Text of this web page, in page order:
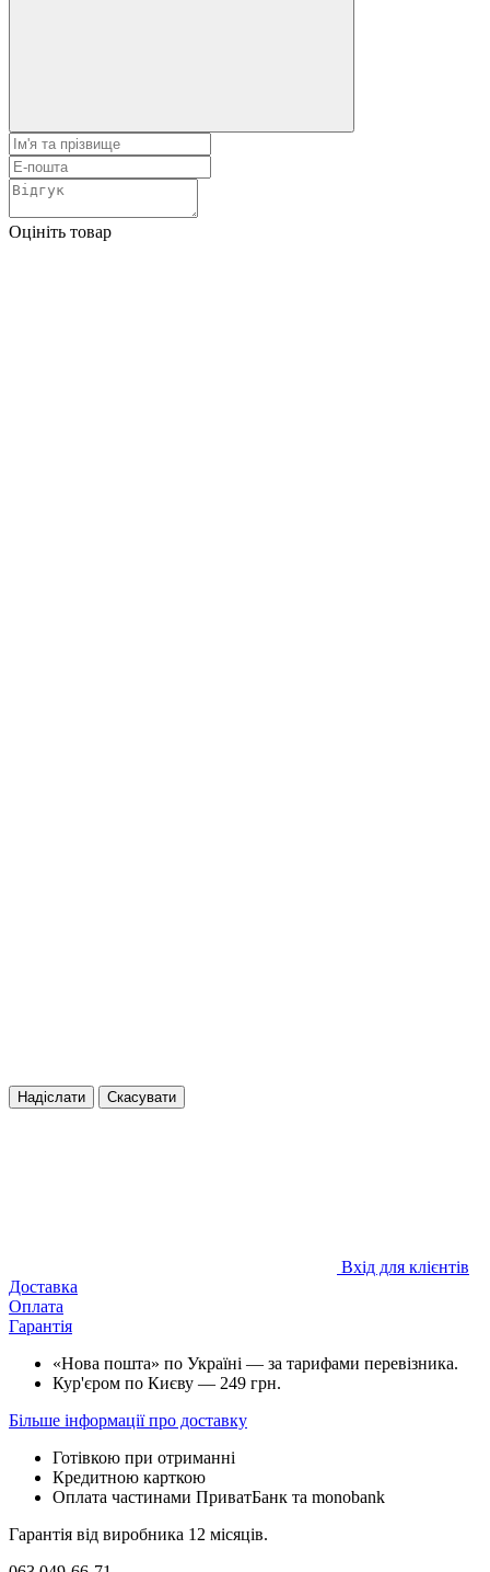
Оцініть товар
Надіслати Скасувати
Вхід для клієнтів
Доставка
Оплата
Гарантія
«Нова пошта» по Україні — за тарифами перевізника.
Кур'єром по Києву — 249 грн.
Більше інформації про доставку
Готівкою при отриманні
Кредитною карткою
Оплата частинами ПриватБанк та monobank
Гарантія від виробника 12 місяців.